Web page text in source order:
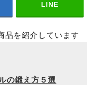
LINE
品を紹介しています
の鍛え方５選